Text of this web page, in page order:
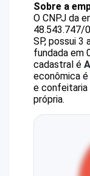
Sobre a
O CNPJ da
48.543.747/
SP, possui 3
fundada em
cadastral é
econômica
e confeitaria
própria.